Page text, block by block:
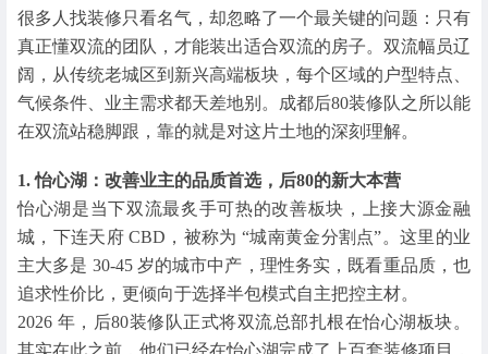
很多人找装修只看名气，却忽略了一个最关键的问题：只有
真正懂双流的团队，才能装出适合双流的房子。双流幅员辽
阔，从传统老城区到新兴高端板块，每个区域的户型特点、
气候条件、业主需求都天差地别。成都后80装修队之所以能
在双流站稳脚跟，靠的就是对这片土地的深刻理解。
1. 怡心湖：改善业主的品质首选，后80的新大本营
怡心湖是当下双流最炙手可热的改善板块，上接大源金融
城，下连天府 CBD，被称为 “城南黄金分割点”。这里的业
主大多是 30-45 岁的城市中产，理性务实，既看重品质，也
追求性价比，更倾向于选择半包模式自主把控主材。
2026 年，后80装修队正式将双流总部扎根在怡心湖板块。